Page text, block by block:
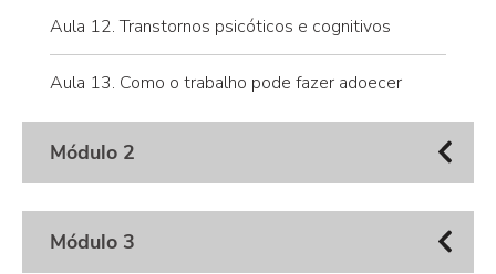
Aula 12. Transtornos psicóticos e cognitivos
Aula 13. Como o trabalho pode fazer adoecer
Módulo 2
Módulo 3